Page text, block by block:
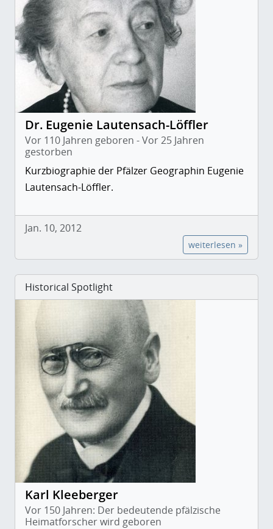
Dr. Eugenie Lautensach-Löffler
Vor 110 Jahren geboren - Vor 25 Jahren
gestorben
Kurzbiographie der Pfälzer Geographin Eugenie
Lautensach-Löffler.
Jan. 10, 2012
weiterlesen »
Historical Spotlight
Karl Kleeberger
Vor 150 Jahren: Der bedeutende pfälzische
Heimatforscher wird geboren